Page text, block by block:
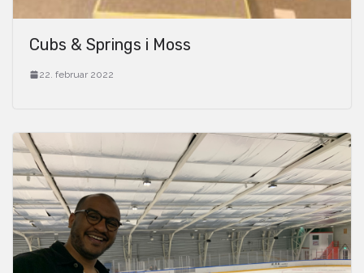
Cubs & Springs i Moss
22. februar 2022